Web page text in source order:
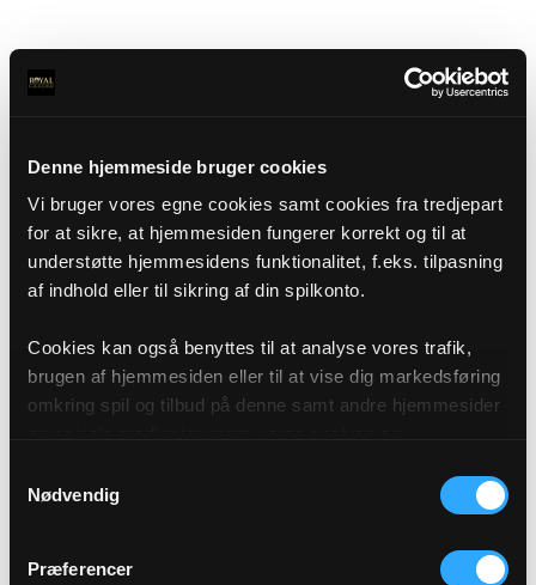
Denne hjemmeside bruger cookies
Vi bruger vores egne cookies samt cookies fra tredjepart
for at sikre, at hjemmesiden fungerer korrekt og til at
understøtte hjemmesidens funktionalitet, f.eks. tilpasning
af indhold eller til sikring af din spilkonto.
Cookies kan også benyttes til at analyse vores trafik,
brugen af hjemmesiden eller til at vise dig markedsføring
omkring spil og tilbud på denne samt andre hjemmesider
af cookies under "Detaljer" eller ved at klikke videre til
vores Cookiepolitik, som du finder i bunden af vores
Nødvendig
Præferencer